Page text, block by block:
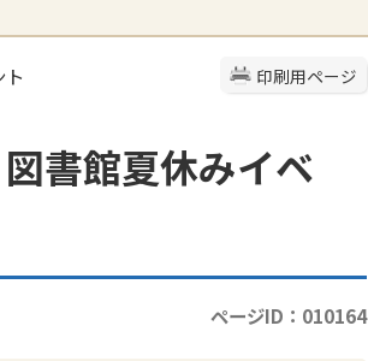
印刷用ページ
書館夏休みイベ
ページID：010164